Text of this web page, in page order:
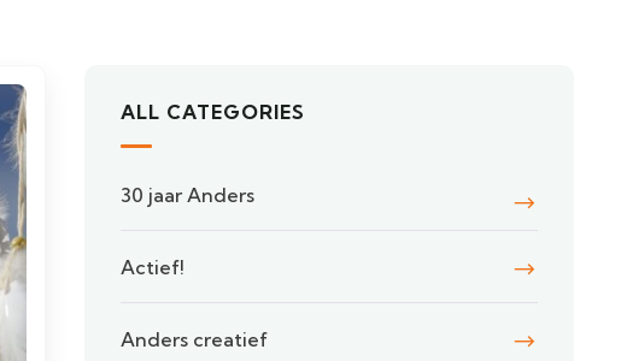
ALL CATEGORIES
30 jaar Anders
Actief!
Anders creatief